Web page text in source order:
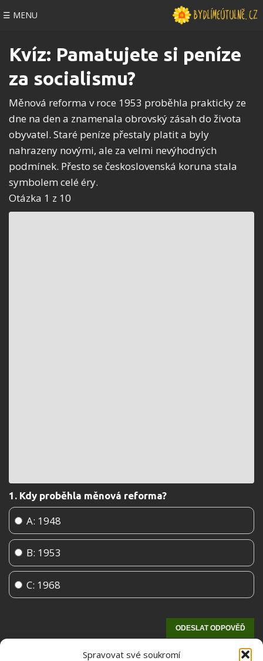
Spravovat své soukromí
☰ MENU
Kvíz: Pamatujete si peníze
za socialismu?
Měnová reforma v roce 1953 proběhla prakticky ze
dne na den a znamenala obrovský zásah do života
obyvatel. Staré peníze přestaly platit a byly
nahrazeny novými, ale za velmi nevýhodných
podmínek. Přesto se československá koruna stala
symbolem celé éry.
Otázka 1 z 10
1. Kdy proběhla měnová reforma?
A: 1948
B: 1953
C: 1968